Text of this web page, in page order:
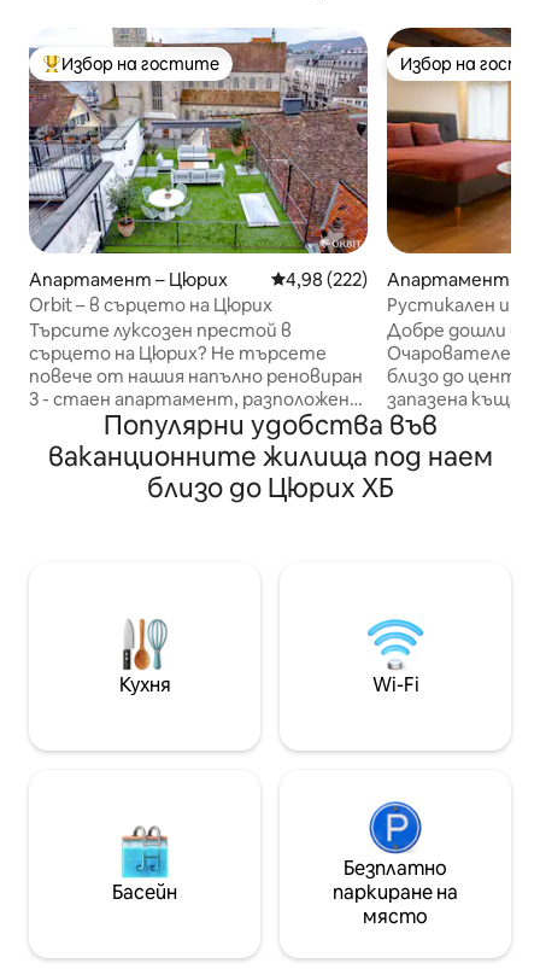
Най-популярен избор на гостите
Избор на гостите
Апартамент – Цюрих Средна оценка: 4,98 от 5,
4,98 (222)
Orbit – в сърцето на Цюрих
Търсите луксозен престой в
сърцето на Цюрих? Не търсете
повече от нашия напълно реновиран
3 - стаен апартамент, разположен
на Мюнстерхоф. С 2 удобни спални,
просторна всекидневна, напълно
оборудвана кухня и самостоятелна
тераса на покрива, нашият
предлага лесен достъп до много от
най - добрите атракции в Цюрих.
Резервирайте сега и се насладете
на красотата и очарованието на
Избор на
Избор на
Апартамент –
Рустикален и
реновиран
Добре дошли
Очарователен
близо до
запазена къща
исторически
Потопете се в
традиция с
разстояние.
на Цюрих със
модерен лукс.
спомени в този
Популярни удобства във
ваканционните жилища под наем
близо до Цюрих ХБ
Кухня Wi-Fi
Басейн
Безплатно
паркиране на
място